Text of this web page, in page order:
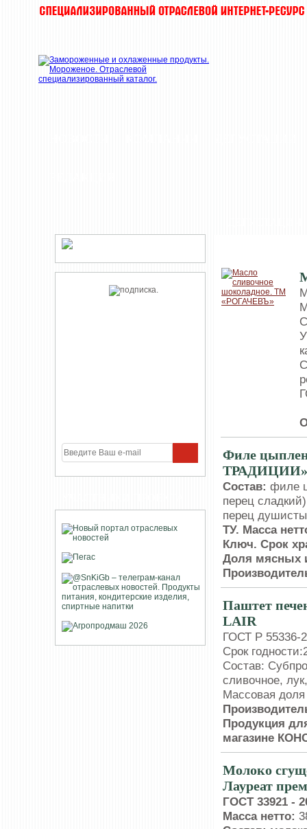
Филе
ТРАДИЦИИ»
Состав: филе
перец
перец
ТУ. Масса
Ключ. Срок
Доля мясных
Паштет
LAIR
ГОСТ Р 55336-
Срок
Состав:
сливочное,
Массовая
Продукция
магазине
Молоко
Лауреат
ГОСТ 33921 -
Масса нетто: